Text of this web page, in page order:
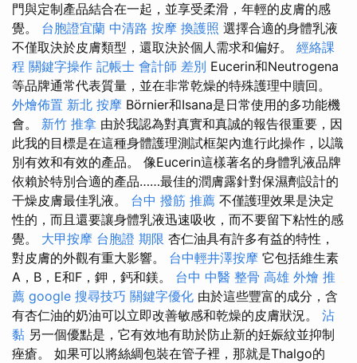
門與定制產品結合在一起，並享受柔滑，年輕的皮膚的感
覺。 台胞證宜蘭 中清路 按摩 換護照 選擇合適的身體乳液
不僅取決於皮膚類型，還取決於個人需求和偏好。 經絡課
程 關鍵字操作 記帳士 會計師 差別 Eucerin和Neutrogena
等品牌通常代表質量，並在非常乾燥的特殊護理中贖回。
外燴佈置 新北 按摩 Börnier和Isana是日常使用的多功能機
會。 新竹 推拿 由於我認為對真實和真誠的報告很重要，因
此我的目標是在這種身體護理測試框架內進行此操作，以識
別有效和有效的產品。 像Eucerin這樣著名的身體乳液品牌
依賴於特別合適的產品……最佳的潤膚露針對保濕劑設計的
干燥皮膚最佳乳液。 台中 撥筋 推薦 不僅護理效果是決定
性的，而且還要讓身體乳液迅速吸收，而不要留下粘性的感
覺。 大甲按摩 台胞證 期限 杏仁油具有許多有益的特性，
對皮膚的外觀有重大影響。 台中輕井澤按摩 它包括維生素
A，B，E和F，鉀，鈣和鎂。 台中 中醫 整骨 高雄 外燴 推
薦 google 搜尋技巧 關鍵字優化 由於這些豐富的成分，含
有杏仁油的奶油可以立即改善敏感和乾燥的皮膚狀況。 沾
黏 另一個優點是，它有效地有助於防止新的妊娠紋並抑制
痤瘡。 如果可以將絲綢包裝在管子裡，那就是Thalgo的